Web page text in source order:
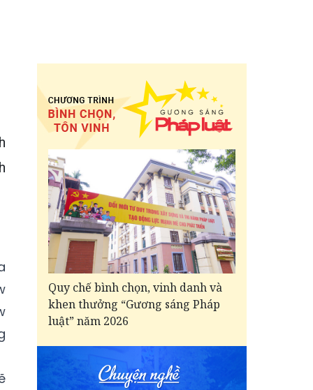
Quy chế bình chọn, vinh danh và
khen thưởng “Gương sáng Pháp
luật” năm 2026